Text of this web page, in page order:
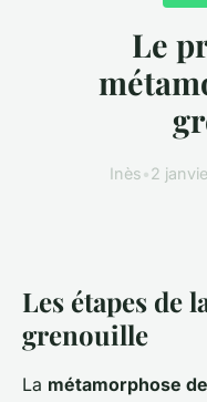
Le
Inès•2
Les étapes de
grenouille
La métamorphose